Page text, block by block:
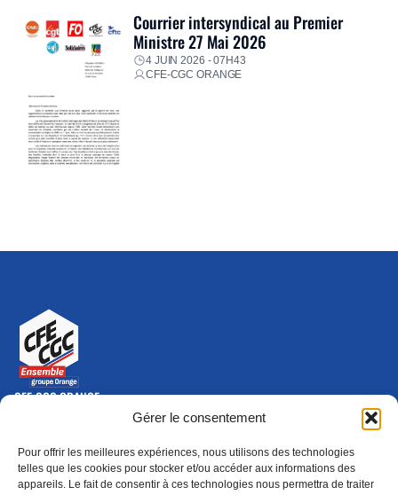
Gérer le consentement
Pour offrir les meilleures expériences, nous utilisons des technologies
telles que les cookies pour stocker et/ou accéder aux informations des
appareils. Le fait de consentir à ces technologies nous permettra de traiter
Courrier intersyndical au Premier
Ministre 27 Mai 2026
4 JUIN 2026 - 07H43
CFE-CGC ORANGE
CFE-CGC ORANGE
10-12 rue Saint Amand, 75015 Paris Cedex 15
Nous contacter
01 46 79 28 74